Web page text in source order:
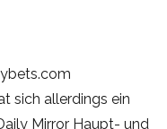
sich allerdings ein
Mirror Haupt- und